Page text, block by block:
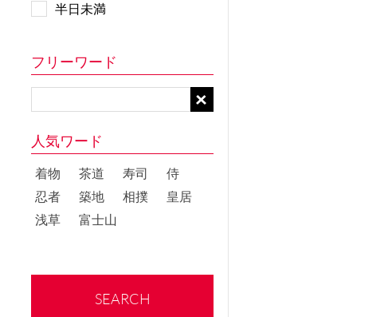
半日未満
フリーワード
人気ワード
着物 茶道 寿司
侍
忍者
築地 相撲
皇居
浅草
富士山
SEARCH